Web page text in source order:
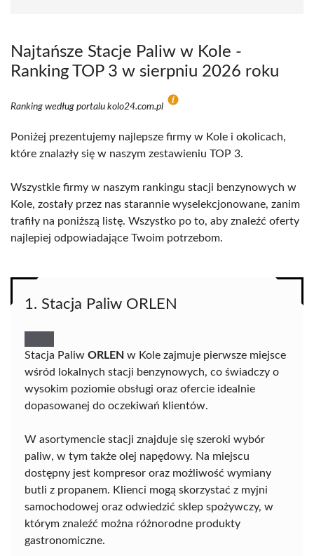
Najtańsze Stacje Paliw w Kole -
Ranking TOP 3 w sierpniu 2026 roku
Ranking według portalu kolo24.com.pl
Poniżej prezentujemy najlepsze firmy w Kole i okolicach,
które znalazły się w naszym zestawieniu TOP 3.
Wszystkie firmy w naszym rankingu stacji benzynowych w
Kole, zostały przez nas starannie wyselekcjonowane, zanim
trafiły na poniższą listę. Wszystko po to, aby znaleźć oferty
najlepiej odpowiadające Twoim potrzebom.
1. Stacja Paliw ORLEN
Stacja Paliw ORLEN w Kole zajmuje pierwsze miejsce
wśród lokalnych stacji benzynowych, co świadczy o
wysokim poziomie obsługi oraz ofercie idealnie
dopasowanej do oczekiwań klientów.
W asortymencie stacji znajduje się szeroki wybór
paliw, w tym także olej napędowy. Na miejscu
dostępny jest kompresor oraz możliwość wymiany
butli z propanem. Klienci mogą skorzystać z myjni
samochodowej oraz odwiedzić sklep spożywczy, w
którym znaleźć można różnorodne produkty
gastronomiczne.